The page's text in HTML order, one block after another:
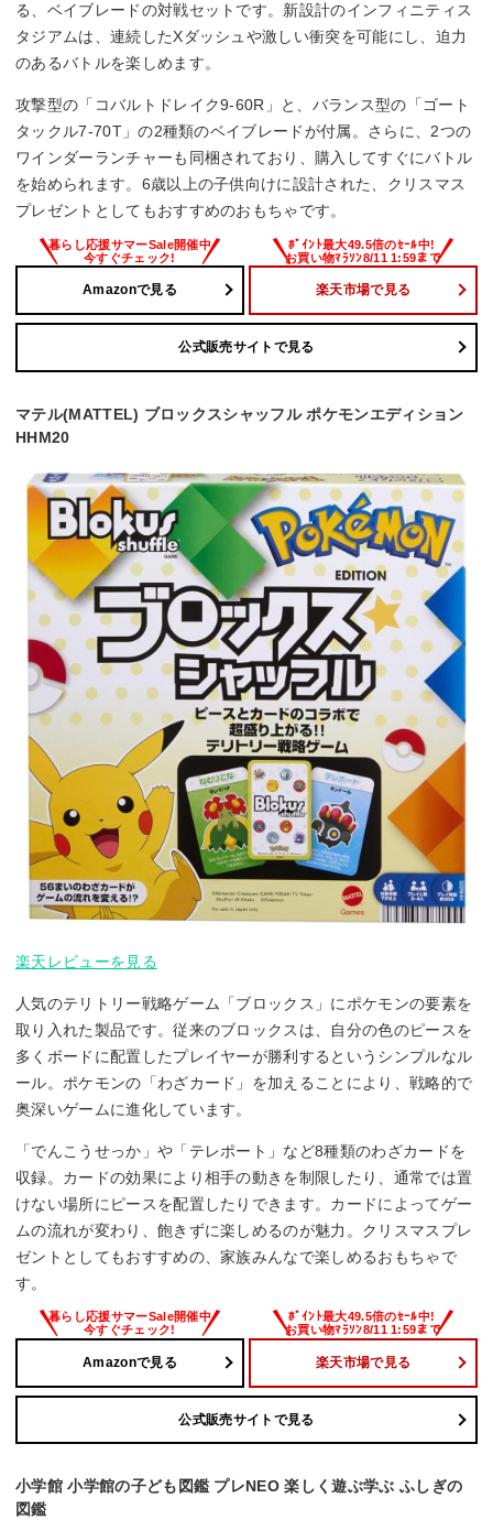
る、ベイブレードの対戦セットです。新設計のインフィニティス
タジアムは、連続したXダッシュや激しい衝突を可能にし、迫力
のあるバトルを楽しめます。
攻撃型の「コバルトドレイク9-60R」と、バランス型の「ゴート
タックル7-70T」の2種類のベイブレードが付属。さらに、2つの
ワインダーランチャーも同梱されており、購入してすぐにバトル
を始められます。6歳以上の子供向けに設計された、クリスマス
プレゼントとしてもおすすめのおもちゃです。
Amazonで見る 楽天市場で見る
公式販売サイトで見る
マテル(MATTEL) ブロックスシャッフル ポケモンエディション
HHM20
楽天レビューを見る
人気のテリトリー戦略ゲーム「ブロックス」にポケモンの要素を
取り入れた製品です。従来のブロックスは、自分の色のピースを
多くボードに配置したプレイヤーが勝利するというシンプルなル
ール。ポケモンの「わざカード」を加えることにより、戦略的で
奥深いゲームに進化しています。
「でんこうせっか」や「テレポート」など8種類のわざカードを
収録。カードの効果により相手の動きを制限したり、通常では置
けない場所にピースを配置したりできます。カードによってゲー
ムの流れが変わり、飽きずに楽しめるのが魅力。クリスマスプレ
ゼントとしてもおすすめの、家族みんなで楽しめるおもちゃで
す。
Amazonで見る 楽天市場で見る
公式販売サイトで見る
小学館 小学館の子ども図鑑 プレNEO 楽しく遊ぶ学ぶ ふしぎの
図鑑